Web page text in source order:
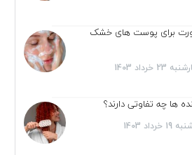
برای پوست های خشک
23 خرداد 1403
ها چه تفاوتی دارند؟
19 خرداد 1403